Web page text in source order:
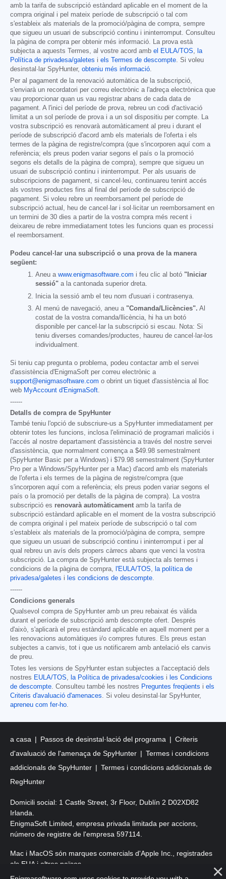
amb la tarifa de subscripció estàndard aplicable en el moment de la
compra original i pel mateix període de subscripció o tal com
s'estableix als materials de la promoció/pàgina de compra, sempre
que sigueu un usuari de subscripció continu i ininterromput. Consulteu
la pàgina de compra per obtenir més informació. La prova està
subjecta a aquests Termes, al vostre acord amb el EULA/TOS, la
Política de privadesa/galetes i els Termes de descompte. Si voleu
desinstal·lar SpyHunter, obteniu més informació.
Per al pagament de la renovació automàtica de la subscripció,
s'enviarà un recordatori per correu electrònic a l'adreça electrònica que
vau proporcionar quan us vau registrar abans de cada data de
pagament. A l'inici del període de prova, rebreu un codi d'activació
limitat a un sol període de prova i a un sol dispositiu per compte. La
vostra subscripció es renovarà automàticament al preu i durant el
període de subscripció d'acord amb els materials de l'oferta i els
termes de la pàgina de registre/compra (que s'incorporen aquí com a
referència; els preus poden variar segons el país o la promoció
segons els detalls de la pàgina de compra), sempre que sigueu un
usuari de subscripció continu i ininterromput. Per als usuaris de
subscripcions de pagament, si cancel·leu, continuareu tenint accés
als vostres productes fins al final del període de subscripció de
pagament. Si voleu rebre un reemborsament pel període de
subscripció actual, heu de cancel·lar i sol·licitar un reemborsament en
un termini de 30 dies a partir de la vostra compra més recent i
deixareu de rebre immediatament totes les funcions quan es processi
el reemborsament.
Podeu cancel·lar una subscripció o una prova de la manera
següent:
Aneu a www.enigmasoftware.com i feu clic al botó "Iniciar
sessió" a la cantonada superior dreta.
Inicia la sessió amb el teu nom d'usuari i contrasenya.
Al menú de navegació, aneu a "Comanda/Llicències". Al
costat de la vostra comanda/llicència, hi ha un botó
disponible per cancel·lar la subscripció si escau. Nota: Si
teniu diverses comandes/productes, haureu de cancel·lar-los
individualment.
Si teniu cap pregunta o problema, podeu contactar amb el servei
d'assistència d'EnigmaSoft per correu electrònic a
support@enigmasoftware.com o obrint un tiquet d'assistència al lloc
web MyAccount d'EnigmaSoft.
------
Detalls de compra de SpyHunter
També teniu l'opció de subscriure-us a SpyHunter immediatament per
obtenir totes les funcions, inclosa l'eliminació de programari maliciós i
l'accés al nostre departament d'assistència a través del nostre servei
d'assistència, que normalment comença a $49.98 semestralment
(SpyHunter Basic per a Windows) i $79.98 semestralment (SpyHunter
Pro per a Windows/SpyHunter per a Mac) d'acord amb els materials
de l'oferta i els termes de la pàgina de registre/compra (que
s'incorporen aquí com a referència; els preus poden variar segons el
país o la promoció per detalls de la pàgina de compra). La vostra
subscripció es renovarà automàticament amb la tarifa de
subscripció estàndard aplicable en el moment de la vostra subscripció
de compra original i pel mateix període de subscripció o tal com
s'estableix als materials de la promoció/pàgina de compra, sempre
que sigueu un usuari de subscripció continu i ininterromput i per al
qual rebreu un avís dels propers càrrecs abans que venci la vostra
subscripció. La compra de SpyHunter està subjecta als termes i
condicions de la pàgina de compra, l'EULA/TOS, la política de
privadesa/galetes i les condicions de descompte.
------
Condicions generals
Qualsevol compra de SpyHunter amb un preu rebaixat és vàlida
durant el període de subscripció amb descompte ofert. Després
d'això, s'aplicarà el preu estàndard aplicable en aquell moment per a
les renovacions automàtiques i/o compres futures. Els preus estan
subjectes a canvis, tot i que us notificarem amb antelació els canvis
de preu.
Totes les versions de SpyHunter estan subjectes a l'acceptació dels
nostres EULA/TOS, la Política de privadesa/cookies i les Condicions
de descompte. Consulteu també les nostres Preguntes freqüents i els
Criteris d'avaluació d'amenaces. Si voleu desinstal·lar SpyHunter,
apreneu com fer-ho.
a casa Passos de desinstal·lació del programa
Criteris
d'avaluació de l'amenaça de SpyHunter
Termes i condicions
addicionals de SpyHunter
Termes i condicions addicionals de
RegHunter
Domicili social: 1 Castle Street, 3r Floor, Dublín 2 D02XD82
Irlanda.
EnigmaSoft Limited, empresa privada limitada per accions,
número de registre de l'empresa 597114.
Mac i MacOS són marques comercials d'Apple Inc., registrades
als EUA i altres països.